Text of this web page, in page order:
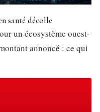
santé décolle
un écosystème ouest-
annoncé : ce qui